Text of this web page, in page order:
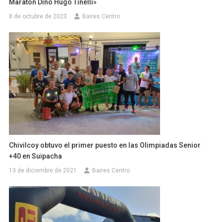
Maratón Dino Hugo Tinelli»
8 de octubre de 2023 Baires Centro
Chivilcoy obtuvo el primer puesto en las Olimpiadas Senior
+40 en Suipacha
13 de diciembre de 2021 Baires Centro